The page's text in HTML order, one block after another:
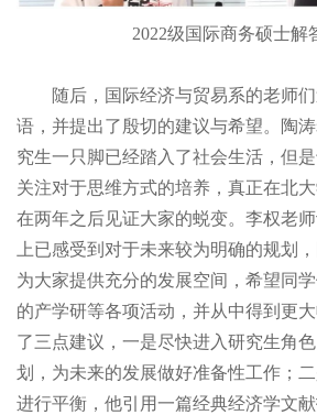
2022级国际商务硕士解
随后，国际经济与贸易系的老师们
语，并提出了殷切的建议与希望。陶
究生一只脚已经踏入了社会生活，但
关注对于思维方式的培养，真正在北
在两年之后见证大家的蜕变。李权老
上已感受到对于未来较为明确的规划
为大家提供充分的发展空间，希望同
的产学研等各项活动，并从中得到更
了三点建议，一是尽快进入研究生角
划，为未来的发展做好准备性工作；
进行平衡，他引用一篇经典经济学文